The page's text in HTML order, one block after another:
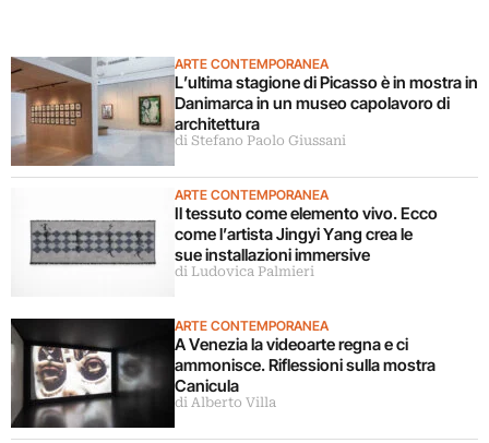
ARTE CONTEMPORANEA
L’ultima stagione di Picasso è in mostra in
Danimarca in un museo capolavoro di
architettura
di Stefano Paolo Giussani
ARTE CONTEMPORANEA
Il tessuto come elemento vivo. Ecco
come l’artista Jingyi Yang crea le
sue installazioni immersive
di Ludovica Palmieri
ARTE CONTEMPORANEA
A Venezia la videoarte regna e ci
ammonisce. Riflessioni sulla mostra
Canicula
di Alberto Villa